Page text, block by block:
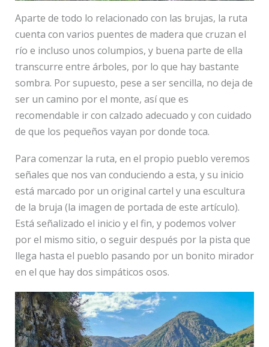
Aparte de todo lo relacionado con las brujas, la ruta
cuenta con varios puentes de madera que cruzan el
río e incluso unos columpios, y buena parte de ella
transcurre entre árboles, por lo que hay bastante
sombra. Por supuesto, pese a ser sencilla, no deja de
ser un camino por el monte, así que es
recomendable ir con calzado adecuado y con cuidado
de que los pequeños vayan por donde toca.
Para comenzar la ruta, en el propio pueblo veremos
señales que nos van conduciendo a esta, y su inicio
está marcado por un original cartel y una escultura
de la bruja (la imagen de portada de este artículo).
Está señalizado el inicio y el fin, y podemos volver
por el mismo sitio, o seguir después por la pista que
llega hasta el pueblo pasando por un bonito mirador
en el que hay dos simpáticos osos.